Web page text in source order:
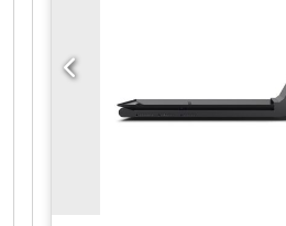
eigene Maschinen im Lager
Lagerfläche, Krankapazität 70
Artikel Zubehör für Ihre
Maschinen Produktionslinien
verkaufen, dann sprechen
Besichtigungen sind nach
Wir freuen uns auf Ihren